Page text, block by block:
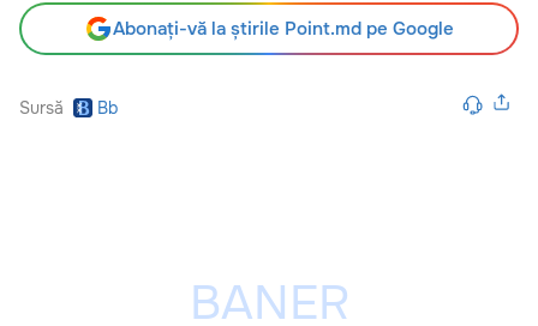
Abonați-vă la știrile Point.md pe Google
Sursă Bb